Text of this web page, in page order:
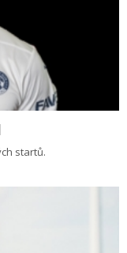
startů.